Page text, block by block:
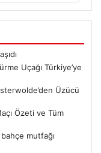
Uçağı Türkiye’ye
Üzücü
Özeti ve Tüm
mutfağı